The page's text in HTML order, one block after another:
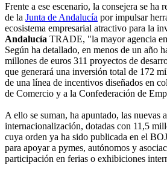
Frente a ese escenario, la consejera se ha
de la Junta de Andalucía por impulsar
ecosistema empresarial atractivo para la
Andalucía TRADE, "la mayor agencia
Según ha detallado, en menos de un año
millones de euros 311 proyectos de
que generará una inversión total de 172
de una línea de incentivos diseñados en
de Comercio y a la Confederación de
A ello se suman, ha apuntado, las nuevas
internacionalización, dotadas con 11,5
cuya orden ya ha sido publicada en el
para apoyar a pymes, autónomos y
participación en ferias o exhibiciones